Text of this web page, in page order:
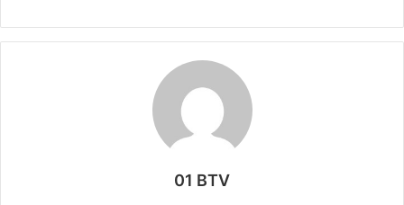
01 BTV